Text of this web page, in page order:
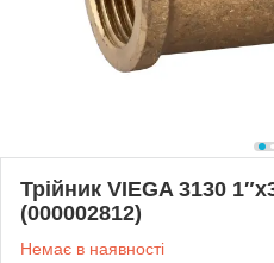
Трійник VIEGA 3130
(000002812)
Немає в наявності